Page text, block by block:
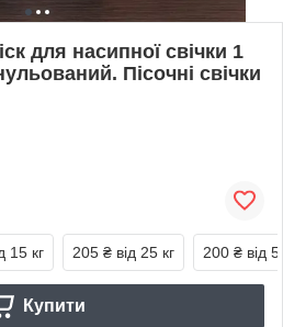
для насипної свічки 1
Пісочні свічки
15 кг 205 ₴ від 25 кг 200 ₴ від
Купити